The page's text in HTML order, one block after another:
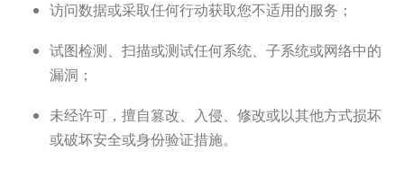
访问数据或采取任何行动获取您不适用的服务；
试图检测、扫描或测试任何系统、子系统或网络中的
漏洞；
未经许可，擅自篡改、入侵、修改或以其他方式损坏
或破坏安全或身份验证措施。